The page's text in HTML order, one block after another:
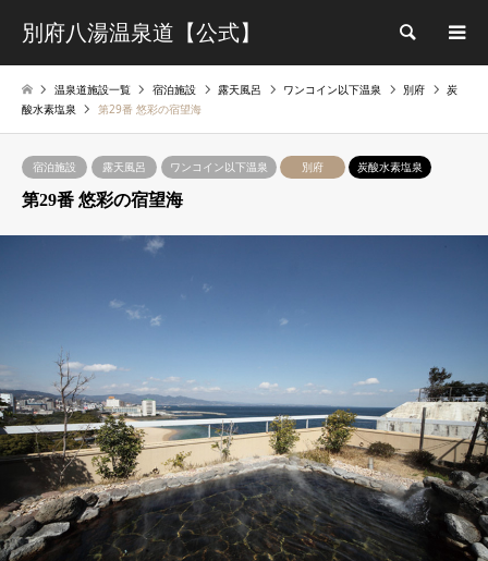
別府八湯温泉道【公式】 検索
温泉道施設一覧 宿泊施設 露天風呂 ワンコイン以下温泉 別府
炭
酸水素塩泉
第29番 悠彩の宿望海
宿泊施設 露天風呂 ワンコイン以下温泉 別府 炭酸水素塩泉
第29番 悠彩の宿望海